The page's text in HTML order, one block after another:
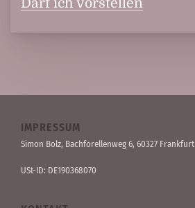
IMPRESSUM
Simon Bolz, Bachforellen­weg 6, 60327 Frankfurt
USt-ID: DE190368070